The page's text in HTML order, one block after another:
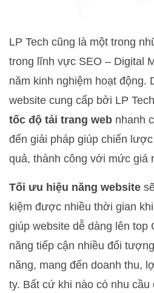
LP Tech cũng là một trong
trong lĩnh vực SEO – Digital
năm kinh nghiệm hoạt động.
website cung cấp bởi LP
tốc độ tải trang web nhanh
đến giải pháp giúp chiến
quả, thành công với mức giá
Tối ưu hiệu năng website
kiệm được nhiều thời gian
giúp website dễ dàng lên top
năng tiếp cận nhiều đối
năng, mang đến doanh thu,
ty. Bất cứ khi nào có nhu cầu